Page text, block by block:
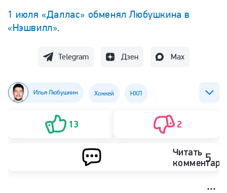
1 июля «Даллас» обменял Любушкина в
«Нэшвилл».
Telegram Дзен Max
Илья Любушкин Хоккей НХЛ
ХК Нэшвилл Предаторз
13 2
Читать 5